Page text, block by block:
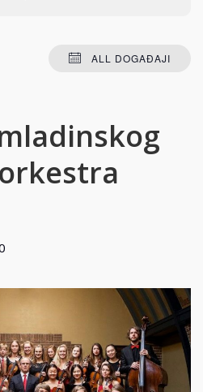
ALL DOGAĐAJI